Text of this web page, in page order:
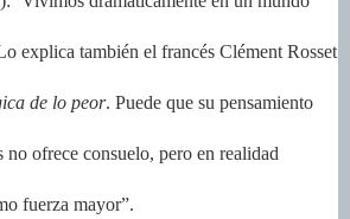
explica también el francés Clément Rosset
de lo peor. Puede que su pensamiento
no ofrece consuelo, pero en realidad
fuerza mayor”.